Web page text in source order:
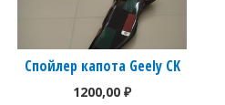
Спойлер капота Geely CK
1200,00 ₽